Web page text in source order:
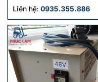
Liên hệ: 0935.355.886